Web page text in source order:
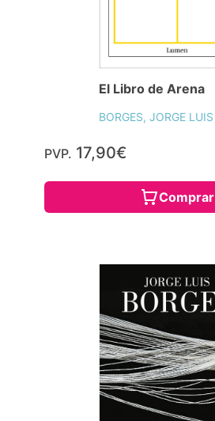
El Libro de Arena
BORGES, JORGE LUIS
PVP. 17,90€
Comprar